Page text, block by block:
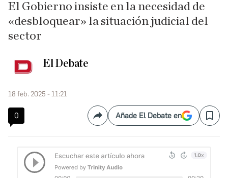
El Gobierno insiste en la necesidad de
«desbloquear» la situación judicial del
sector
El Debate
18 feb. 2025 - 11:21
0 CompartirAñade El Debate en Save